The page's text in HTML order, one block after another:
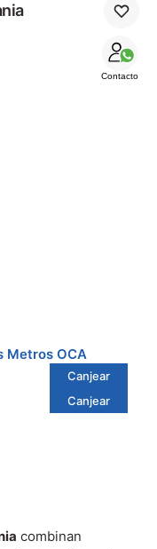
Contacto
Metros OCA
Canjear
Canjear
combinan